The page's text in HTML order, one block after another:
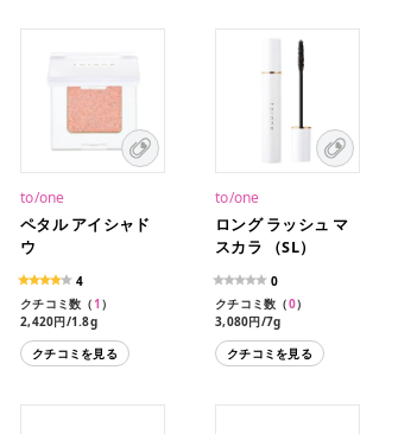
to/one
ペタル アイシャド
ウ
4
クチコミ数（1 ）
2,420円/1.8g
クチコミを見る
to/one
ロング ラッシュ マ
スカラ （SL）
0
クチコミ数（0）
3,080円/7g
クチコミを見る